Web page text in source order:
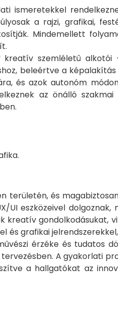
ismeretekkel
a rajzi, grafikai,
Mindemellett
szemléletû
beleértve a
és azok autonóm
az önálló
területén, és
eszközeivel dolgoznak,
gondolkodásukat,
és grafikai
érzéke és tudatos
A gyakorlati
a hallgatókat az